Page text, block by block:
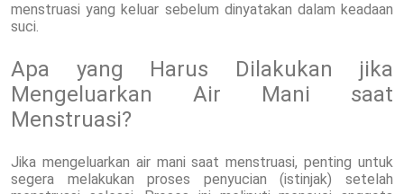
menstruasi yang keluar sebelum dinyatakan dalam keadaan
suci.
Apa yang Harus Dilakukan jika
Mengeluarkan Air Mani saat
Menstruasi?
Jika mengeluarkan air mani saat menstruasi, penting untuk
segera melakukan proses penyucian (istinjak) setelah